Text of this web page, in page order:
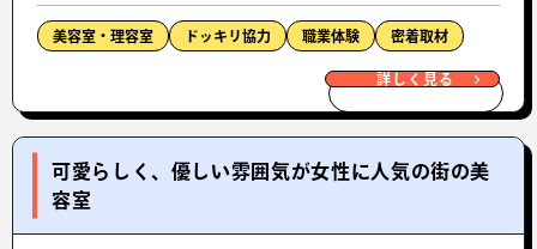
美容室・理容室 ドッキリ協力 職業体験 密着取材
詳しく見る
可愛らしく、優しい雰囲気が女性に人気の街の美
容室